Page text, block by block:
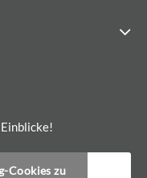
Cookies zu